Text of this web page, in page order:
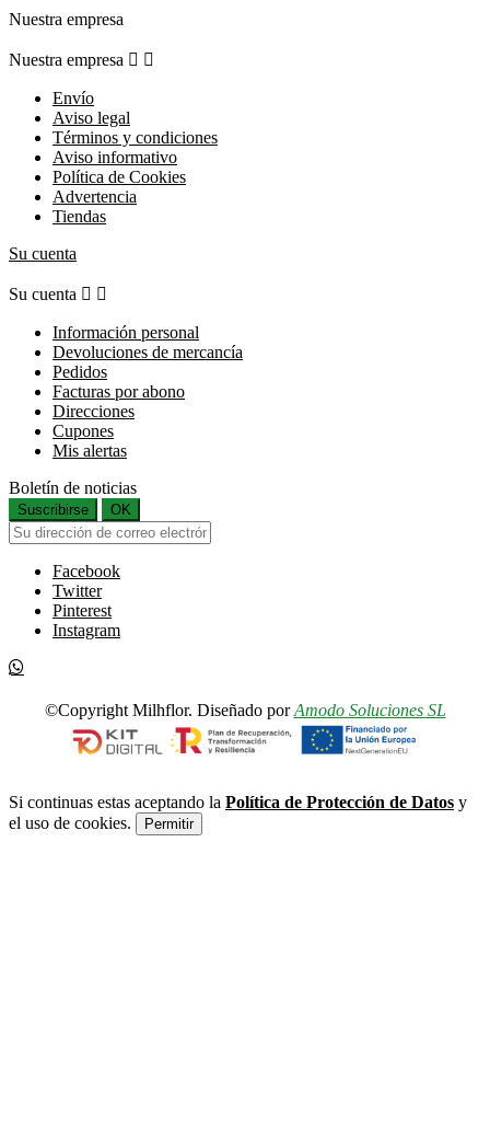
Nuestra empresa
Nuestra empresa  
Envío
Aviso legal
Términos y condiciones
Aviso informativo
Política de Cookies
Advertencia
Tiendas
Su cuenta
Su cuenta  
Información personal
Devoluciones de mercancía
Pedidos
Facturas por abono
Direcciones
Cupones
Mis alertas
Boletín de noticias
Suscribirse OK
Facebook
Twitter
Pinterest
Instagram
©Copyright Milhflor. Diseñado porAmodo Soluciones SL
Si continuas estas aceptando la Política de Protección de Datos y
el uso de cookies.
Permitir